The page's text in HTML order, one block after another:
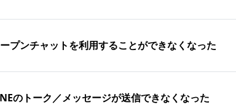
プンチャットを利用することができなくなった
のトーク／メッセージが送信できなくなった